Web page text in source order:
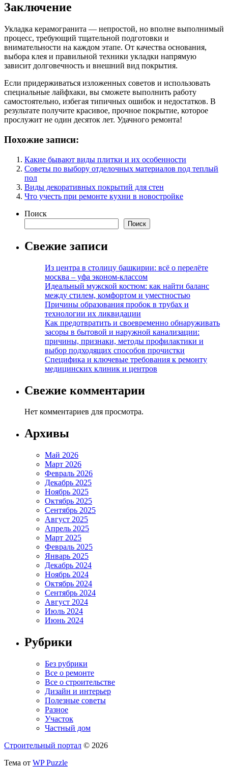
Заключение
Укладка керамогранита — непростой, но вполне выполнимый
процесс, требующий тщательной подготовки и
внимательности на каждом этапе. От качества основания,
выбора клея и правильной техники укладки напрямую
зависит долговечность и внешний вид покрытия.
Если придерживаться изложенных советов и использовать
специальные лайфхаки, вы сможете выполнить работу
самостоятельно, избегая типичных ошибок и недостатков. В
результате получите красивое, прочное покрытие, которое
прослужит не один десяток лет. Удачного ремонта!
Похожие записи:
Какие бывают виды плитки и их особенности
Советы по выбору отделочных материалов под теплый
пол
Виды декоративных покрытий для стен
Что учесть при ремонте кухни в новостройке
Поиск
Поиск
Свежие записи
Из центра в столицу башкирии: всё о перелёте
москва – уфа эконом-классом
Идеальный мужской костюм: как найти баланс
между стилем, комфортом и уместностью
Причины образования пробок в трубах и
технологии их ликвидации
Как предотвратить и своевременно обнаруживать
засоры в бытовой и наружной канализации:
причины, признаки, методы профилактики и
выбор подходящих способов прочистки
Специфика и ключевые требования к ремонту
медицинских клиник и центров
Свежие комментарии
Нет комментариев для просмотра.
Архивы
Май 2026
Март 2026
Февраль 2026
Декабрь 2025
Ноябрь 2025
Октябрь 2025
Сентябрь 2025
Август 2025
Апрель 2025
Март 2025
Февраль 2025
Январь 2025
Декабрь 2024
Ноябрь 2024
Октябрь 2024
Сентябрь 2024
Август 2024
Июль 2024
Июнь 2024
Рубрики
Без рубрики
Все о ремонте
Все о строительстве
Дизайн и интерьер
Полезные советы
Разное
Участок
Частный дом
Строительный портал © 2026
Тема от WP Puzzle